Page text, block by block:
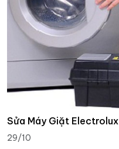
Sửa Máy Giặt Electrolux
29/10